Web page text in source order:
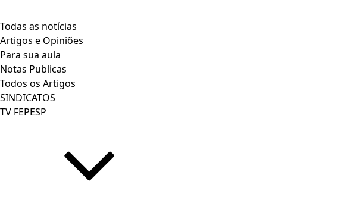
Todas as notícias
Artigos e Opiniões
Para sua aula
Notas Publicas
Todos os Artigos
SINDICATOS
TV FEPESP